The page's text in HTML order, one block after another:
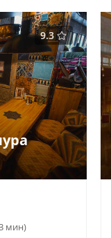
9.3
мин)